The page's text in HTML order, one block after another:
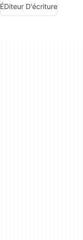
ÉDiteur D'écriture